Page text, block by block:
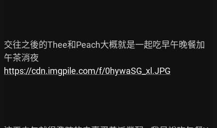
交往之後的Thee和Peach大概就是一起吃早午晚餐加
https://cdn.imgpile.com/f/0hywaSG_xl.JPG